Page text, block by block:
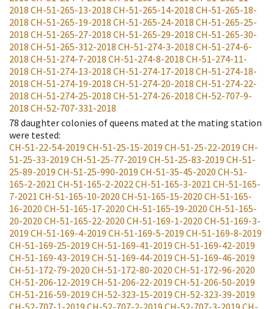
2018 CH-51-265-13-2018 CH-51-265-14-2018 CH-51-265-18-
2018 CH-51-265-19-2018 CH-51-265-24-2018 CH-51-265-25-
2018 CH-51-265-27-2018 CH-51-265-29-2018 CH-51-265-30-
2018 CH-51-265-312-2018 CH-51-274-3-2018 CH-51-274-6-
2018 CH-51-274-7-2018 CH-51-274-8-2018 CH-51-274-11-
2018 CH-51-274-13-2018 CH-51-274-17-2018 CH-51-274-18-
2018 CH-51-274-19-2018 CH-51-274-20-2018 CH-51-274-22-
2018 CH-51-274-25-2018 CH-51-274-26-2018 CH-52-707-9-
2018 CH-52-707-331-2018
78 daughter colonies of queens mated at the mating station
were tested:
CH-51-22-54-2019 CH-51-25-15-2019 CH-51-25-22-2019 CH-
51-25-33-2019 CH-51-25-77-2019 CH-51-25-83-2019 CH-51-
25-89-2019 CH-51-25-990-2019 CH-51-35-45-2020 CH-51-
165-2-2021 CH-51-165-2-2022 CH-51-165-3-2021 CH-51-165-
7-2021 CH-51-165-10-2020 CH-51-165-15-2020 CH-51-165-
16-2020 CH-51-165-17-2020 CH-51-165-19-2020 CH-51-165-
20-2020 CH-51-165-22-2020 CH-51-169-1-2020 CH-51-169-3-
2019 CH-51-169-4-2019 CH-51-169-5-2019 CH-51-169-8-2019
CH-51-169-25-2019 CH-51-169-41-2019 CH-51-169-42-2019
CH-51-169-43-2019 CH-51-169-44-2019 CH-51-169-46-2019
CH-51-172-79-2020 CH-51-172-80-2020 CH-51-172-96-2020
CH-51-206-12-2019 CH-51-206-22-2019 CH-51-206-50-2019
CH-51-216-59-2019 CH-52-323-15-2019 CH-52-323-39-2019
CH-52-707-1-2019 CH-52-707-2-2019 CH-52-707-3-2019 CH-